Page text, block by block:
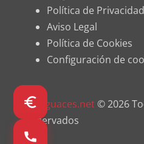
Política de Privacidad
Aviso Legal
Política de Cookies
Configuración de
Desguaces.net© 2026
reservados